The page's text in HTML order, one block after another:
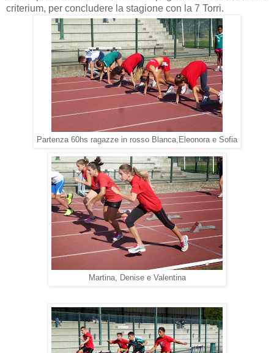
criterium, per concludere la stagione con la 7 Torri.
Partenza 60hs ragazze in rosso Blanca,Eleonora e Sofia
Martina, Denise e Valentina